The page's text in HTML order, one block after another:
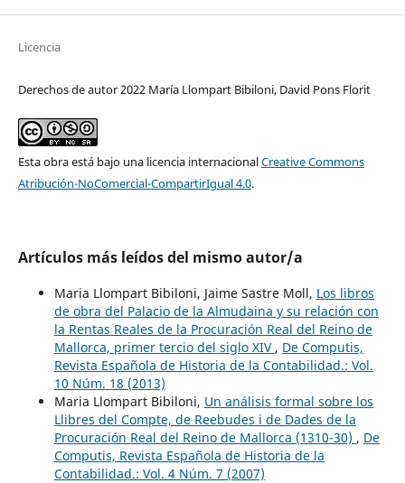
Licencia
Derechos de autor 2022 María Llompart Bibiloni, David Pons Florit
Esta obra está bajo una licencia internacionalCreative Commons
Atribución-NoComercial-CompartirIgual 4.0.
Artículos más leídos del mismo autor/a
Maria Llompart Bibiloni, Jaime Sastre Moll, Los libros
de obra del Palacio de la Almudaina y su relación con
la Rentas Reales de la Procuración Real del Reino de
Mallorca, primer tercio del siglo XIV , De Computis,
Revista Española de Historia de la Contabilidad.: Vol.
10 Núm. 18 (2013)
Maria Llompart Bibiloni, Un análisis formal sobre los
Llibres del Compte, de Reebudes i de Dades de la
Procuración Real del Reino de Mallorca (1310-30) , De
Computis, Revista Española de Historia de la
Contabilidad.: Vol. 4 Núm. 7 (2007)